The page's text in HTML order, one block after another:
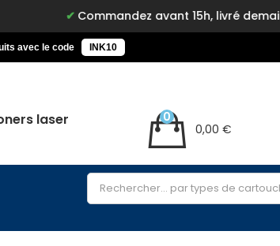
Commandez avant 15h, livré demain.
avec le code INK10
laser
0,00 €
0